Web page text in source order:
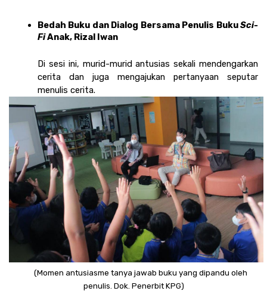
Bedah Buku dan Dialog Bersama Penulis Buku Sci-
Fi Anak, Rizal Iwan
Di sesi ini, murid-murid antusias sekali mendengarkan
cerita dan juga mengajukan pertanyaan seputar
menulis cerita.
(Momen antusiasme tanya jawab buku yang dipandu oleh
penulis. Dok. Penerbit KPG)